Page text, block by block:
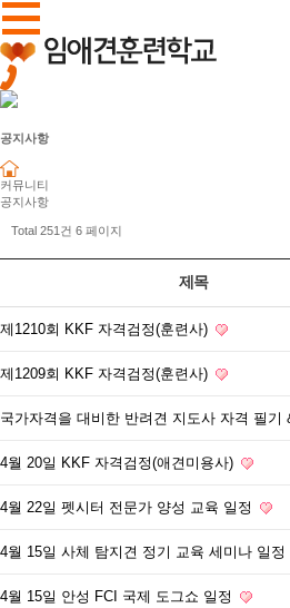
공지사항
커뮤니티
공지사항
Total 251건 6 페이지
제목
제1210회 KKF 자격검정(훈련사)
제1209회 KKF 자격검정(훈련사)
국가자격을 대비한 반려견 지도사 자격 필기
4월 20일 KKF 자격검정(애견미용사)
4월 22일 펫시터 전문가 양성 교육 일정
4월 15일 사체 탐지견 정기 교육 세미나 일정
4월 15일 안성 FCI 국제 도그쇼 일정